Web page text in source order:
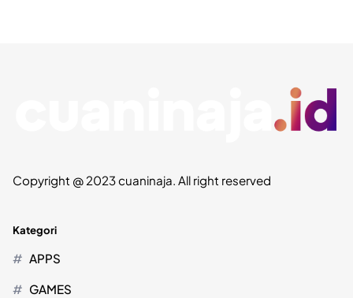
Copyright @ 2023 cuaninaja. All right reserved
Kategori
APPS
GAMES